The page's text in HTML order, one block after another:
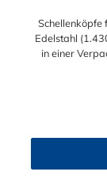
Schellenköpfe
Edelstahl
in einer
geeignet. Die